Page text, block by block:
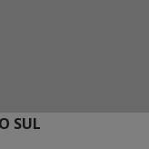
SUL